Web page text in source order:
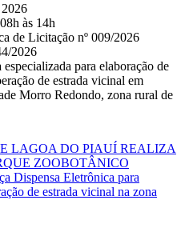
às 14h
de Licitação nº 009/2026
2026
para elaboração de
de estrada vicinal em
Morro Redondo, zona rural de
LAGOA DO PIAUÍ REALIZA
ZOOBOTÂNICO
Dispensa Eletrônica para
de estrada vicinal na zona